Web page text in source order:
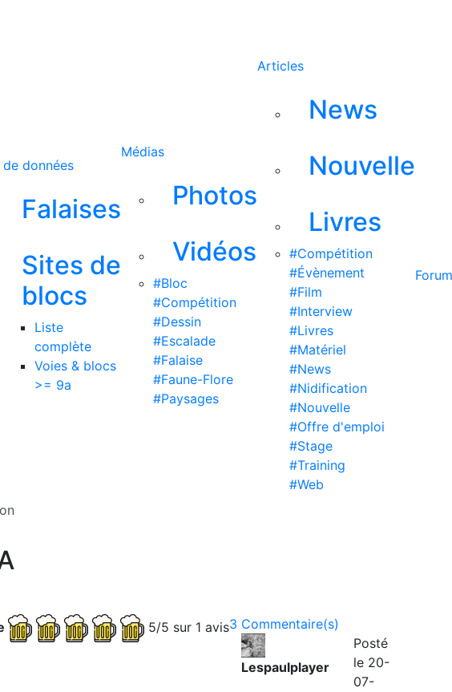
de données
Falaises
Sites de
blocs
Liste
complète
Voies & blocs
>= 9a
Médias
Photos
Vidéos
#Bloc
#Compétition
#Dessin
#Escalade
#Falaise
#Faune-Flore
#Paysages
Articles
News
Nouvelle
Livres
#Compétition
#Évènement
#Film
#Interview
#Livres
#Matériel
#News
#Nidification
#Nouvelle
#Offre d'emploi
#Stage
#Training
#Web
Forum
3 Commentaire(s)
5/5 sur 1 avis
Lespaulplayer
Posté
le 20-
07-